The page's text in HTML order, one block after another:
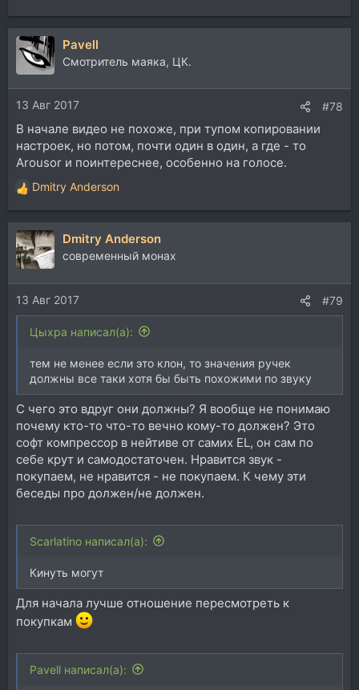
Pavell
Смотритель маяка, ЦК.
13 Авг 2017 #78
В начале видео не похоже, при тупом копировании
настроек, но потом, почти один в один, а где - то
Arousor и поинтереснее, особенно на голосе.
Р
е
а
к
ц
и
и
:
Dmitry Anderson
Dmitry Anderson
современный монах
13 Авг 2017 #79
Цыхра написал(а):
тем не менее если это клон, то значения ручек
должны все таки хотя бы быть похожими по звуку
С чего это вдруг они должны? Я вообще не понимаю
почему кто-то что-то вечно кому-то должен? Это
софт компрессор в нейтиве от самих EL, он сам по
себе крут и самодостаточен. Нравится звук -
покупаем, не нравится - не покупаем. К чему эти
беседы про должен/не должен.
Scarlatino написал(а):
Кинуть могут
Для начала лучше отношение пересмотреть к
покупкам
Pavell написал(а):